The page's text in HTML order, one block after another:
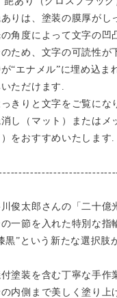
りは、塗装の膜厚がし
角度によって文字の凹
ため、文字の可読性が
“エナメル”に埋め込ま
ただけます.
きりと文字をご覧にな
し（マット）またはメ
）をおすすめいたします.
俊太郎さんの「二十億
の一節を入れた特別な指
黒”という新たな選択肢
塗装を含む丁寧な手作
内側まで美しく塗り上